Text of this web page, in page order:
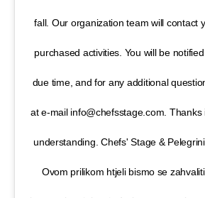
fall. Our organization team will contact
purchased activities. You will be
due time, and for any additional
at e-mail info@chefsstage.com.
understanding. Chefs' Stage &
Ovom prilikom htjeli bismo se